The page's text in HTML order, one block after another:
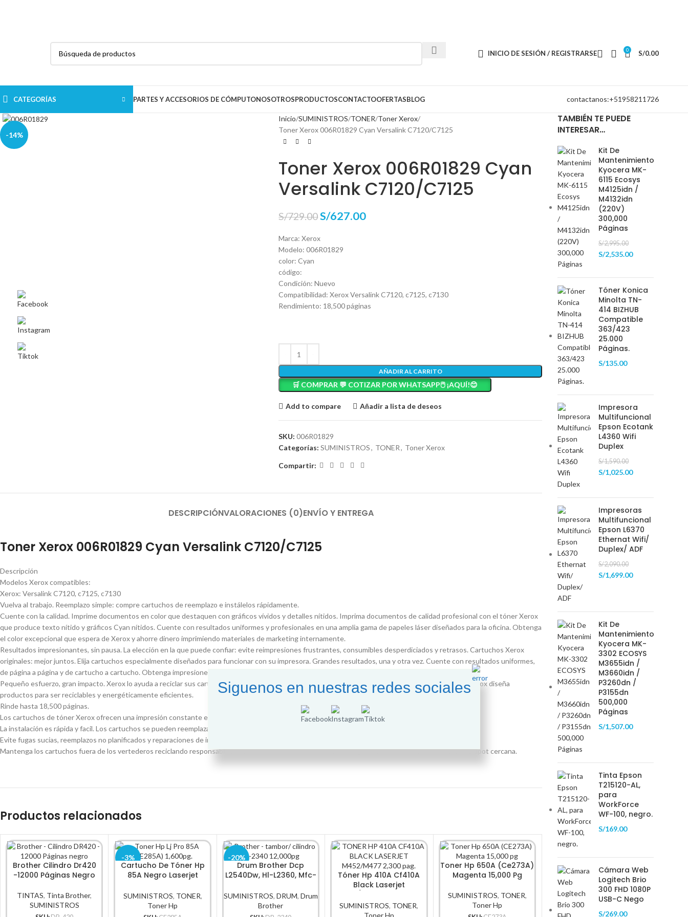
INICIO DE SESIÓN / REGISTRARSE 0 S/0.00
CATEGORÍAS PARTES Y ACCESORIOS DE CÓMPUTONOSOTROSPRODUCTOSCONTACTOOFERTASBLOG contactanos:+51958211726
-14%
Haga Click para agrandar
Inicio SUMINISTROS TONER Toner Xerox
Toner Xerox 006R01829 Cyan Versalink C7120/C7125
Toner Xerox 006R01829 Cyan
Versalink C7120/C7125
S/729.00S/627.00
Marca: Xerox
Modelo: 006R01829
color: Cyan
código:
Condición: Nuevo
Compatibilidad: Xerox Versalink C7120, c7125, c7130
Rendimiento: 18,500 páginas
AÑADIR AL CARRITO
🛒 COMPRAR 💬 COTIZAR POR WHATSAPP🖱️ ¡AQUÍ!😊
Add to compare Añadir a lista de deseos
SKU:006R01829
Categorías: SUMINISTROS , TONER , Toner Xerox
Compartir:
DESCRIPCIÓNVALORACIONES (0)ENVÍO Y ENTREGA
Toner Xerox 006R01829 Cyan Versalink C7120/C7125
Descripción
Modelos Xerox compatibles:
Xerox: Versalink C7120, c7125, c7130
Vuelva al trabajo. Reemplazo simple: compre cartuchos de reemplazo e instálelos rápidamente.
Cuente con la calidad. Imprime documentos en color que destaquen con gráficos vívidos y detalles nítidos. Imprima documentos de calidad profesional con el tóner Xerox
que produce texto nítido y gráficos Cyan nítidos. Cuente con resultados uniformes y profesionales en una amplia gama de papeles láser diseñados para la oficina. Obtenga
el color excepcional que espera de Xerox y ahorre dinero imprimiendo materiales de marketing internamente.
Resultados impresionantes, sin pausa. La elección en la que puede confiar: evite reimpresiones frustrantes, consumibles desperdiciados y retrasos. Cartuchos Xerox
originales: mejor juntos. Elija cartuchos especialmente diseñados para funcionar con su impresora. Grandes resultados, una y otra vez. Cuente con resultados uniformes,
de página a página y de cartucho a cartucho. Obtenga impresiones nítidas y vívidas: confíe en la calidad legendaria de Xerox.
Pequeño esfuerzo, gran impacto. Xerox lo ayuda a reciclar sus cartuchos Xerox originales: es fácil y gratuito con el programa Xerox Planet Partners. Xerox diseña
productos para ser reciclables y energéticamente eficientes.
Rinde hasta 18,500 páginas.
Los cartuchos de tóner Xerox ofrecen una impresión constante e ininterrumpida.
La instalación es rápida y facil. Los cartuchos se pueden reemplazar en segundos.
Evite fugas sucias, reemplazos no planificados y reparaciones de impresoras que a menudo se asocian con cartuchos remanufacturados.
Mantenga los cartuchos fuera de los vertederos reciclando responsablemente sus cartuchos de tóner de forma gratuita en cualquier tienda Office Depot cercana.
Productos relacionados
Brother Cilindro Dr420
-12000 Páginas Negro
TINTAS, Tinta Brother,
SUMINISTROS
-3%
Cartucho De Tóner Hp
85A Negro Laserjet
SUMINISTROS, TONER,
Toner Hp
-20%
Drum Brother Dcp
L2540Dw, Hl-L2360, Mfc-
SUMINISTROS, DRUM, Drum
Brother
Tóner Hp 410A Cf410A
Black Laserjet
SUMINISTROS, TONER,
Toner Hp 650A (Ce273A)
Magenta 15,000 Pg
SUMINISTROS, TONER,
Toner Hp
-20%
TAMBIÉN TE PUEDE
INTERESAR…
Kit De
Mantenimiento
Kyocera MK-
6115 Ecosys
M4125idn /
M4132idn
(220V)
300,000
Páginas
S/2,995.00
S/2,535.00
Tóner Konica
Minolta TN-
414 BIZHUB
Compatible
363/423
25.000
Páginas.
S/135.00
Impresora
Multifuncional
Epson Ecotank
L4360 Wifi
Duplex
S/1,590.00
S/1,025.00
Impresoras
Multifuncional
Epson L6370
Ethernat Wifi/
Duplex/ ADF
S/2,090.00
S/1,699.00
Kit De
Mantenimiento
Kyocera MK-
3302 ECOSYS
M3655idn /
M3660idn /
P3260dn /
P3155dn
500,000
Páginas
S/1,507.00
Tinta Epson
T215120-AL,
para
WorkForce
WF-100, negro.
S/169.00
Cámara Web
Logitech Brio
300 FHD 1080P
USB-C Nego
S/269.00
Siguenos en nuestras redes sociales